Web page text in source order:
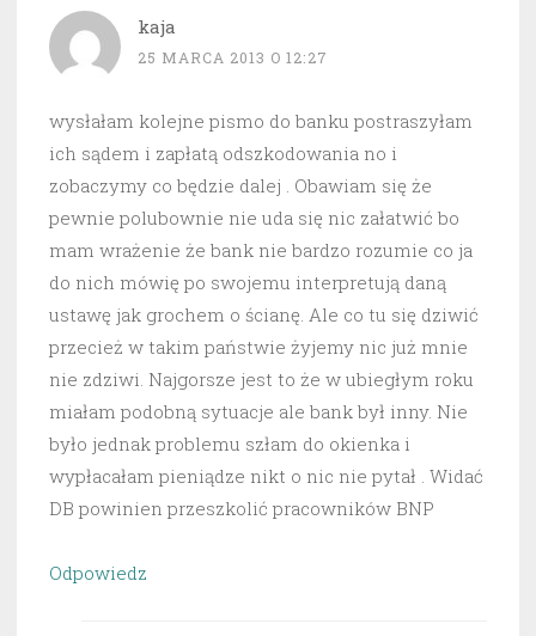
kaja
25 MARCA 2013 O 12:27
wysłałam kolejne pismo do banku postraszyłam
ich sądem i zapłatą odszkodowania no i
zobaczymy co będzie dalej . Obawiam się że
pewnie polubownie nie uda się nic załatwić bo
mam wrażenie że bank nie bardzo rozumie co ja
do nich mówię po swojemu interpretują daną
ustawę jak grochem o ścianę. Ale co tu się dziwić
przecież w takim państwie żyjemy nic już mnie
nie zdziwi. Najgorsze jest to że w ubiegłym roku
miałam podobną sytuacje ale bank był inny. Nie
było jednak problemu szłam do okienka i
wypłacałam pieniądze nikt o nic nie pytał . Widać
DB powinien przeszkolić pracowników BNP
Odpowiedz